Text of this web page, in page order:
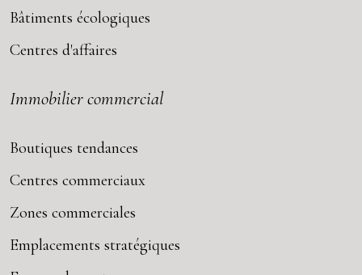
Bâtiments écologiques
Centres d'affaires
Immobilier commercial
Boutiques tendances
Centres commerciaux
Zones commerciales
Emplacements stratégiques